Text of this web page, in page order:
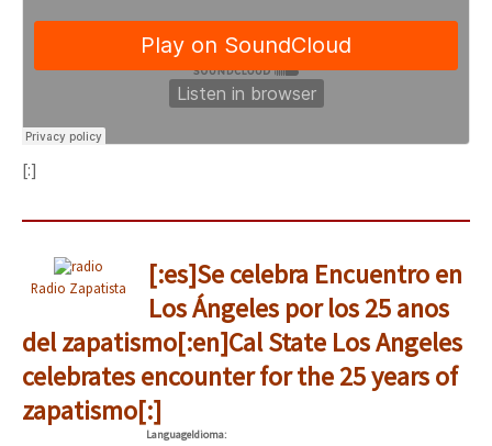
[:]
Radio Zapatista
[:es]Se celebra Encuentro en
Los Ángeles por los 25 anos
del zapatismo[:en]Cal State Los Angeles
celebrates encounter for the 25 years of
zapatismo[:]
LanguageIdioma: